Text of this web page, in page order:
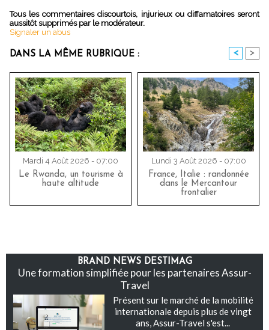
Tous les commentaires discourtois, injurieux ou diffamatoires seront
aussitôt supprimés par le modérateur.
Signaler un abus
DANS LA MÊME RUBRIQUE : < >
Mardi 4 Août 2026 - 07:00
Le Rwanda, un tourisme à
haute altitude
Lundi 3 Août 2026 - 07:00
France, Italie : randonnée
dans le Mercantour
frontalier
BRAND NEWS DESTIMAG
Une formation simplifiée pour les partenaires Assur-
Travel
Présent sur le marché de la mobilité
internationale depuis plus de vingt
ans, Assur-Travel s'est...